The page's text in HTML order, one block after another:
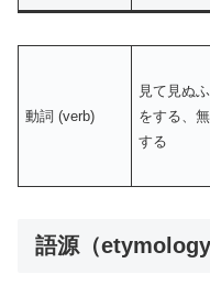
動詞 (verb)
見て見ぬ
をする、
する
語源（etymology